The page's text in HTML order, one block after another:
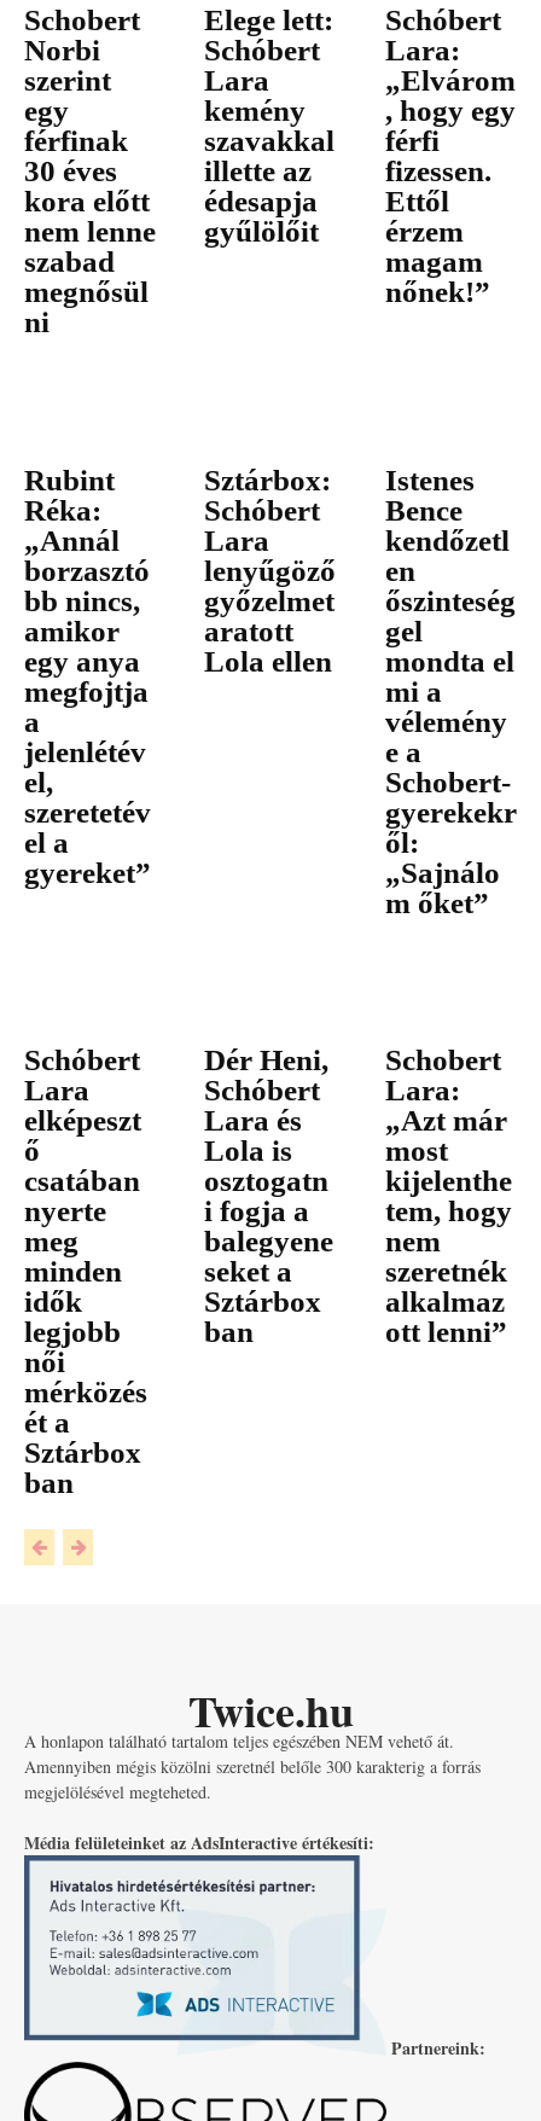
Schobert
Norbi
szerint
egy
férfinak
30 éves
kora előtt
nem lenne
szabad
megnősül
ni
Elege lett:
Schóbert
Lara
kemény
szavakkal
illette az
édesapja
gyűlölőit
Schóbert
Lara:
„Elvárom
, hogy egy
férfi
fizessen.
Ettől
érzem
magam
nőnek!”
Rubint
Réka:
„Annál
borzasztó
bb nincs,
amikor
egy anya
megfojtja
a
jelenlétév
el,
szeretetév
el a
gyereket”
Sztárbox:
Schóbert
Lara
lenyűgöző
győzelmet
aratott
Lola ellen
Istenes
Bence
kendőzetl
en
őszinteség
gel
mondta el
mi a
vélemény
e a
Schobert-
gyerekekr
ől:
„Sajnálo
m őket”
Schóbert
Lara
elképeszt
ő
csatában
nyerte
meg
minden
idők
legjobb
női
mérközés
ét a
Sztárbox
ban
Dér Heni,
Schóbert
Lara és
Lola is
osztogatn
i fogja a
balegyene
seket a
Sztárbox
ban
Schobert
Lara:
„Azt már
most
kijelenthe
tem, hogy
nem
szeretnék
alkalmaz
ott lenni”
Twice.hu
A honlapon található tartalom teljes egészében NEM vehető át.
Amennyiben mégis közölni szeretnél belőle 300 karakterig a forrás
megjelölésével megteheted.
Média felületeinket az AdsInteractive értékesíti:
Partnereink: